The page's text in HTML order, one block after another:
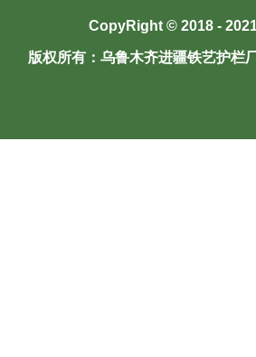
CopyRight © 2018 -
版权所有： 乌鲁木齐进疆铁艺护栏